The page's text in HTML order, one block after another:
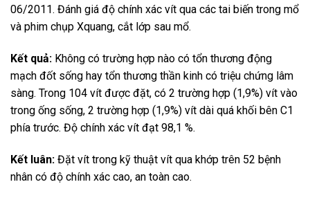
06/2011. Đánh giá độ chính xác vít qua các tai biến trong mổ
và phim chụp Xquang, cắt lớp sau mổ.
Kết quả: Không có trường hợp nào có tổn thương động
mạch đốt sống hay tổn thương thần kinh có triệu chứng lâm
sàng. Trong 104 vít được đặt, có 2 trường hợp (1,9%) vít vào
trong ống sống, 2 trường hợp (1,9%) vít dài quá khối bên C1
phía trước. Độ chính xác vít đạt 98,1 %.
Kết luân: Đặt vít trong kỹ thuật vít qua khớp trên 52 bệnh
nhân có độ chính xác cao, an toàn cao.